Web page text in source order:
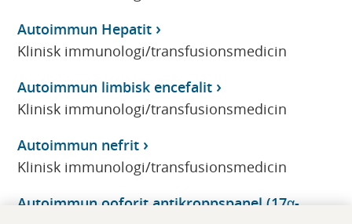
Autoimmun Hepatit
Klinisk immunologi/transfusionsmedicin
Autoimmun limbisk encefalit
Klinisk immunologi/transfusionsmedicin
Autoimmun nefrit
Klinisk immunologi/transfusionsmedicin
Autoimmun ooforit antikroppspanel (17α-